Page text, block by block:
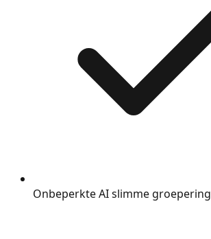
Onbeperkte AI slimme groepering